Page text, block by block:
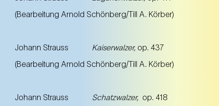
(Bearbeitung Arnold Schönberg/Till A. Körber)
Johann Strauss Kaiserwalzer, op. 437
(Bearbeitung Arnold Schönberg/Till A. Körber)
Johann Strauss Schatzwalzer, op. 418